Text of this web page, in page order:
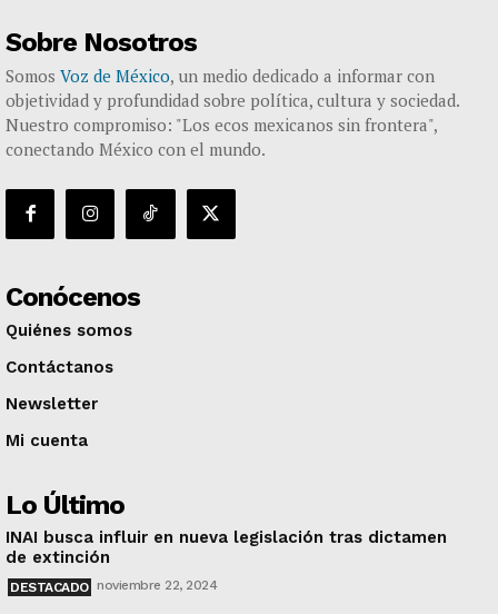
Sobre Nosotros
Somos Voz de México, un medio dedicado a informar con
objetividad y profundidad sobre política, cultura y sociedad.
Nuestro compromiso: "Los ecos mexicanos sin frontera",
conectando México con el mundo.
Conócenos
Quiénes somos
Contáctanos
Newsletter
Mi cuenta
Lo Último
INAI busca influir en nueva legislación tras dictamen
de extinción
DESTACADO noviembre 22, 2024